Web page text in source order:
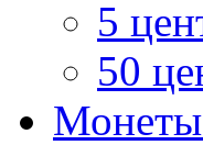
5
50